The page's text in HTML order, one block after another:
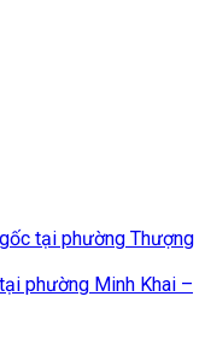
tại phường Thượng
phường Minh Khai –